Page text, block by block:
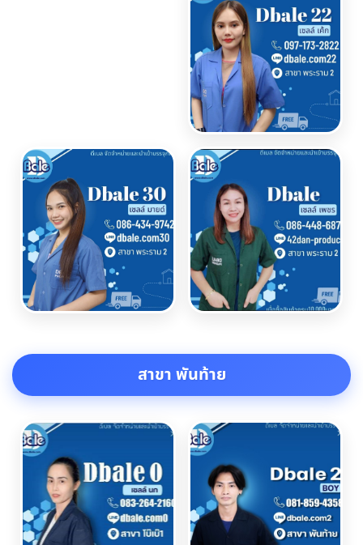
สาขา พันท้าย